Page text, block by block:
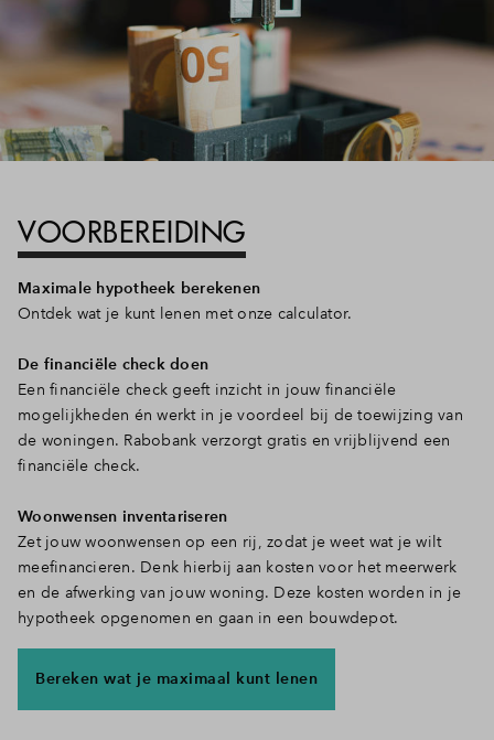
VOORBEREIDING
Maximale hypotheek berekenen
Ontdek wat je kunt lenen met onze calculator.
De financiële check doen
Een financiële check geeft inzicht in jouw financiële
mogelijkheden én werkt in je voordeel bij de toewijzing van
de woningen. Rabobank verzorgt gratis en vrijblijvend een
financiële check.
Woonwensen inventariseren
Zet jouw woonwensen op een rij, zodat je weet wat je wilt
meefinancieren. Denk hierbij aan kosten voor het meerwerk
en de afwerking van jouw woning. Deze kosten worden in je
hypotheek opgenomen en gaan in een bouwdepot.
Bereken wat je maximaal kunt lenen